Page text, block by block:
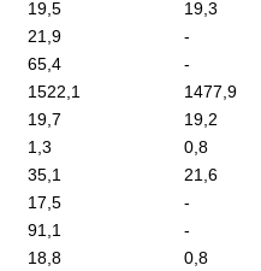
19,5 19,3
21,9
-
65,4 -
1522,1
1477,9
19,7 19,2
1,3
0,8
35,1
21,6
17,5
-
91,1
-
18,8
0,8